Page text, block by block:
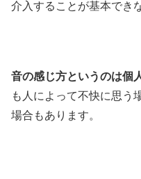
介入することが基本でき
音の感じ方というのは個
も人によって不快に思う
場合もあります。